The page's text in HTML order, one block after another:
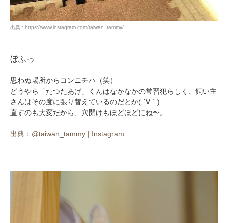
出典 : https://www.instagram.com/taiwan_tammy/
ぼふっ
思わぬ場所からコンニチハ（笑）
どうやら「たつたあげ」くんはなかなかの常習犯らしく、飼い主
さんはその度に張り替えているのだとか(;´∀｀)
直すのも大変だから、穴開けもほどほどにね〜。
出典：@taiwan_tammy | Instagram